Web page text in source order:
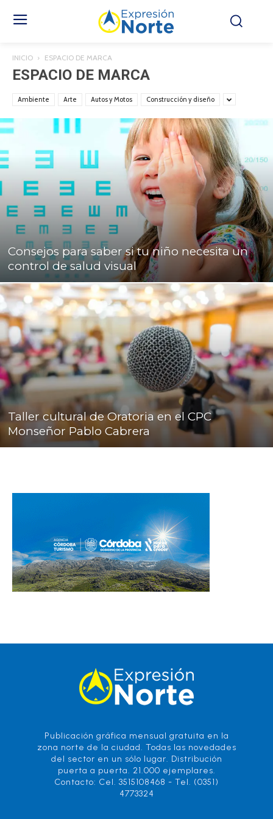
INICIO ESPACIO DE MARCA
ESPACIO DE MARCA
Ambiente Arte Autos y Motos Construcción y diseño
Consejos para saber si tu niño necesita un
control de salud visual
Taller cultural de Oratoria en el CPC
Monseñor Pablo Cabrera
Publicación gráfica mensual gratuita en la
zona norte de la ciudad. Todas las novedades
del sector en un sólo lugar. Distribución
puerta a puerta. 21.000 ejemplares.
Contacto: Cel. 3515108468 - Tel. (0351)
4773324